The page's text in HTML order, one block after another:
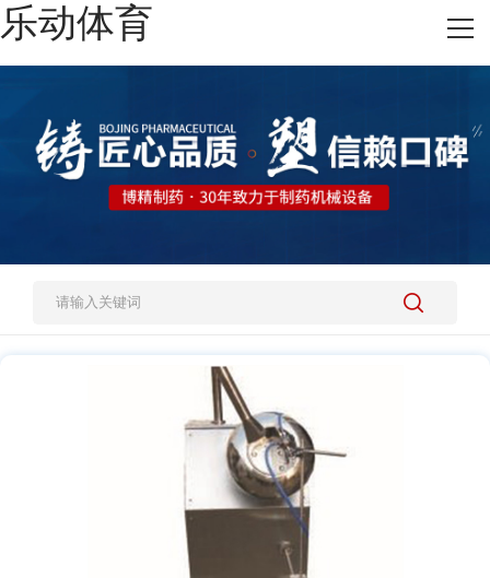
乐动体育
网站乐动体育
施工案例
人才招聘
乐动体育-乐动（中国）一站式服务官方网站